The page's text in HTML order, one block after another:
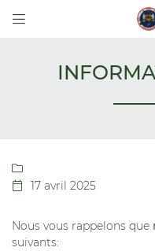

Rue Guy Szewc - Lieu
05 46 56 84 57
 Adresse email de


17 avril 2025
Nous vous rappelons que
suivants: